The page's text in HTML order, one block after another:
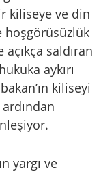
kiliseye ve din
hoşgörüsüzlük
saldıran
aykırı
kiliseyi
yargı ve